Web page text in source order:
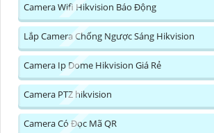
Camera Wifi Hikvision Báo Động
Lắp Camera Chống Ngược Sáng Hikvision
Camera Ip Dome Hikvision Giá Rẻ
Camera PTZ hikvision
Camera Có Đọc Mã QR